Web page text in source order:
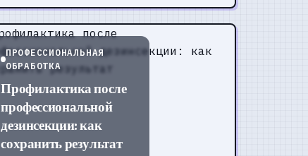
ПРОФЕССИОНАЛЬНАЯ
ОБРАБОТКА
Профилактика после
профессиональной
дезинсекции: как
сохранить результат